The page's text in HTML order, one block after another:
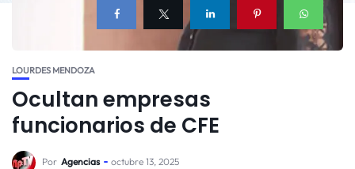
LOURDES MENDOZA
Ocultan empresas
funcionarios de CFE
Por Agencias octubre 13, 2025